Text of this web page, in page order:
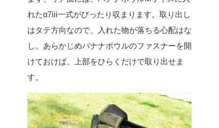
れたα7iii一式がぴったり収まります。取り出し
はタテ方向なので、入れた物が落ちる心配はな
し。あらかじめバナナボウルのファスナーを開
けておけば、上部をひらくだけで取り出せま
す。